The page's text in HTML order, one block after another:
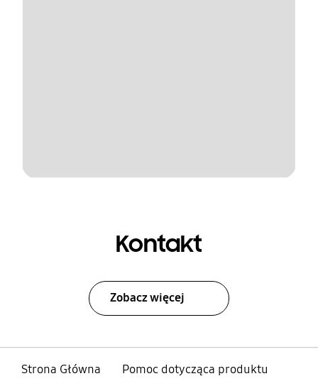
Kontakt
Zobacz więcej
Strona Główna
Pomoc dotycząca produktu